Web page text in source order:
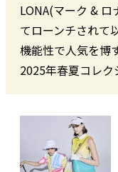
LONA(マーク &
てローンチされて
機能性で人気を博
2025年春夏コレク